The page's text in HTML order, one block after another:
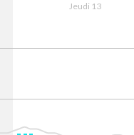
Jeudi 13